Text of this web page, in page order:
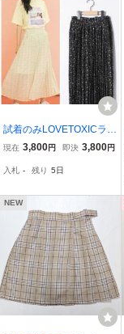
試着のみLOVETOXICラブ
トキシック シフォン花柄
【160ブラック】 プリー
現在 3,800円 即決 3,800円
入札 - 残り 5日
NEW